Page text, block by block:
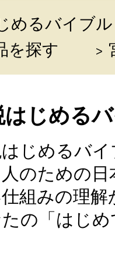
めるバイブル
を探す
じめる
はじめるバ
のための
組みの理
の「はじ